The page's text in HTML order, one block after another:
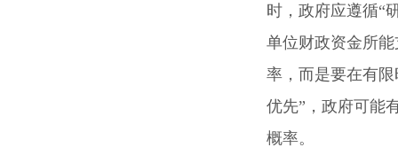
时，政府应遵循“
单位财政资金所
率，而是要在有
优先”，政府可能
概率。